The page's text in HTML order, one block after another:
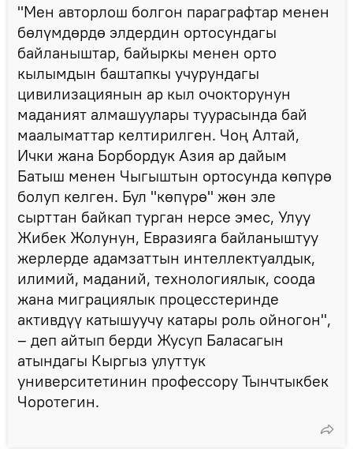
"Мен авторлош болгон параграфтар менен
бөлүмдөрдө элдердин ортосундагы
байланыштар, байыркы менен орто
кылымдын баштапкы учурундагы
цивилизациянын ар кыл очокторунун
маданият алмашуулары туурасында бай
маалыматтар келтирилген. Чоң Алтай,
Ички жана Борбордук Азия ар дайым
Батыш менен Чыгыштын ортосунда көпүрө
болуп келген. Бул "көпүрө" жөн эле
сырттан байкап турган нерсе эмес, Улуу
Жибек Жолунун, Евразияга байланыштуу
жерлерде адамзаттын интеллектуалдык,
илимий, маданий, технологиялык, соода
жана миграциялык процесстеринде
активдүү катышуучу катары роль ойногон",
– деп айтып берди Жусуп Баласагын
атындагы Кыргыз улуттук
университетинин профессору Тынчтыкбек
Чоротегин.